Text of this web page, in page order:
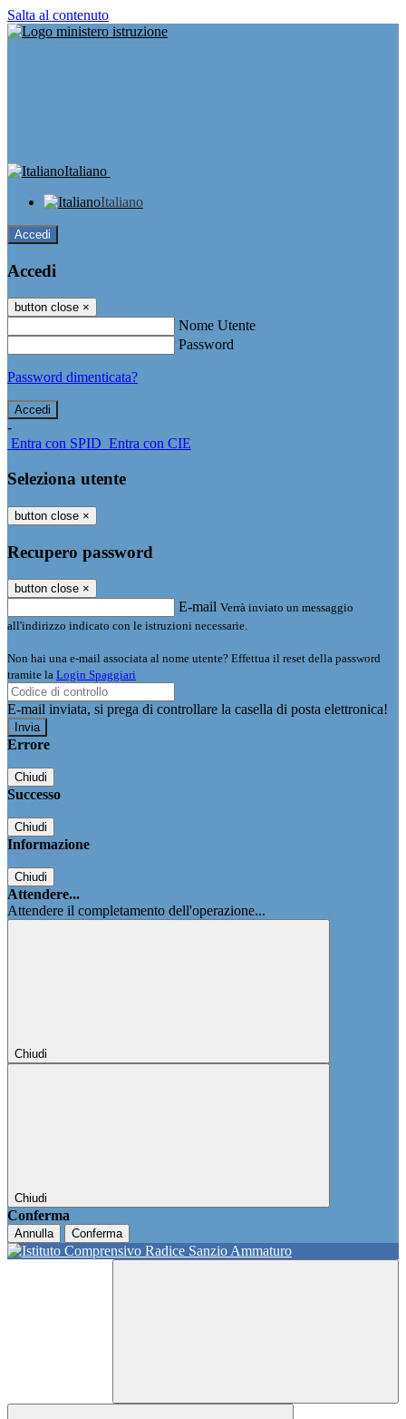
Salta al contenuto
Italiano
Italiano
Accedi
Accedi
button close ×
Nome Utente
Password
Password dimenticata?
-
Entra con SPID Entra con CIE
Seleziona utente
button close ×
Recupero password
button close ×
E-mail Verrà inviato un messaggio
all'indirizzo indicato con le istruzioni necessarie.
Non hai una e-mail associata al nome utente? Effettua il reset della password
tramite la Login Spaggiari
E-mail inviata, si prega di controllare la casella di posta elettronica!
Errore
Chiudi
Successo
Chiudi
Informazione
Chiudi
Attendere...
Attendere il completamento dell'operazione...
Chiudi
Chiudi
Conferma
Annulla Conferma